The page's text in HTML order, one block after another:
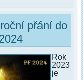
přání do
Rok
2023
je